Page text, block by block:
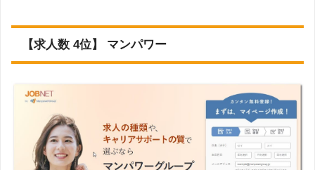
【求人数 4位】 マンパワー